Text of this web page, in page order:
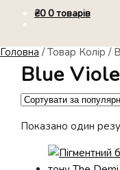
₴0 0 товарів
Головна /Товар Колір /
Blue
Показано один